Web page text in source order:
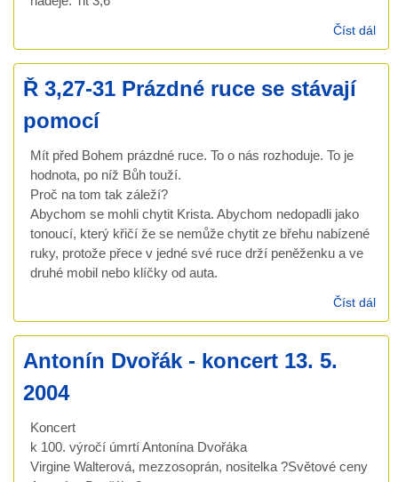
Číst dál
Ř 3,27-31 Prázdné ruce se stávají
pomocí
Mít před Bohem prázdné ruce. To o nás rozhoduje. To je
hodnota, po níž Bůh touží.
Proč na tom tak záleží?
Abychom se mohli chytit Krista. Abychom nedopadli jako
tonoucí, který křičí že se nemůže chytit ze břehu nabízené
ruky, protože přece v jedné své ruce drží peněženku a ve
druhé mobil nebo klíčky od auta.
Číst dál
31
Antonín Dvořák - koncert 13. 5.
2004
Koncert
k 100. výročí úmrtí Antonína Dvořáka
Virgine Walterová, mezzosoprán, nositelka ?Světové ceny